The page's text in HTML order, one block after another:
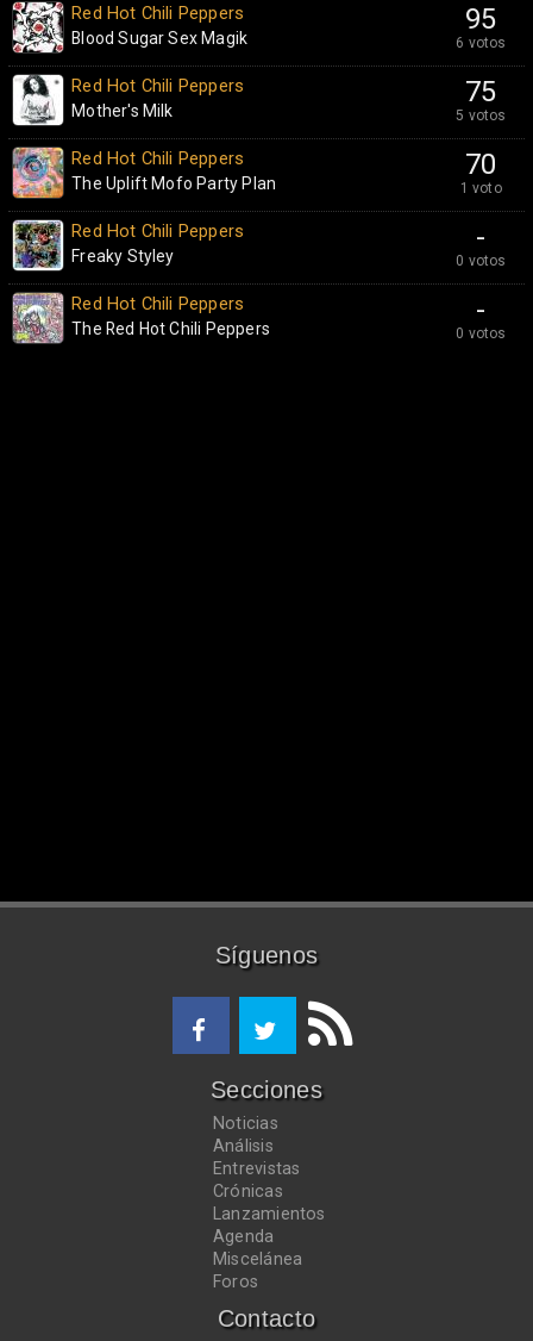
95
6 votos
Red Hot Chili Peppers
Blood Sugar Sex Magik
75
5 votos
Red Hot Chili Peppers
Mother's Milk
70
1 voto
Red Hot Chili Peppers
The Uplift Mofo Party Plan
-
0 votos
Red Hot Chili Peppers
Freaky Styley
-
0 votos
Red Hot Chili Peppers
The Red Hot Chili Peppers
Síguenos
Secciones
Noticias
Análisis
Entrevistas
Crónicas
Lanzamientos
Agenda
Miscelánea
Foros
Contacto